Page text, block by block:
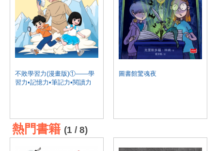
不敗學習力(漫畫版)①——學
習力•記憶力•筆記力•閱讀力
圖書館驚魂夜
熱門書籍 (1 / 8)